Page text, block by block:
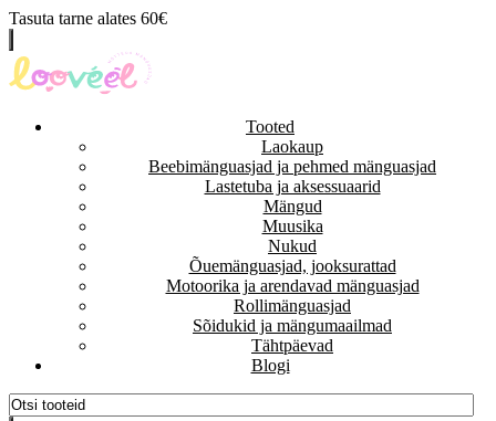
Tasuta tarne alates 60€
Tooted
Laokaup
Beebimänguasjad ja pehmed mänguasjad
Lastetuba ja aksessuaarid
Mängud
Muusika
Nukud
Õuemänguasjad, jooksurattad
Motoorika ja arendavad mänguasjad
Rollimänguasjad
Sõidukid ja mängumaailmad
Tähtpäevad
Blogi